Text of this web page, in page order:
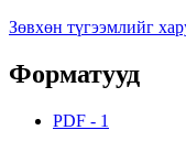
Зөвхөн түгээмлийг
Форматууд
PDF - 1